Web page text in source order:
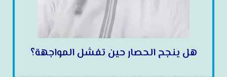
هل ينجح الحصار حين تفشل المواجهة؟